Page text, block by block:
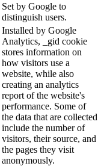
Set by Google to
distinguish users.
Installed by Google
Analytics, _gid cookie
stores information on
how visitors use a
website, while also
creating an analytics
report of the website's
performance. Some of
the data that are collected
include the number of
visitors, their source, and
the pages they visit
anonymously.